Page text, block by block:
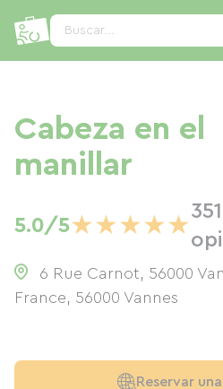
Buscar...
Cabeza en el
manillar
5.0/5★★★★★
351
6 Rue Carnot, 56000
France, 56000 Vannes
Reservar
Panel de gestión de cookies